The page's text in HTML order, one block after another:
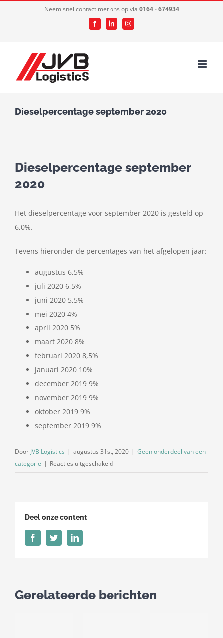
Neem snel contact met ons op via 0164 - 674934
FacebookLinkedInInstagram
Dieselpercentage september 2020
Dieselpercentage september
2020
Het dieselpercentage voor september 2020 is gesteld op
6,0%.
Tevens hieronder de percentages van het afgelopen jaar:
augustus 6,5%
juli 2020 6,5%
juni 2020 5,5%
mei 2020 4%
april 2020 5%
maart 2020 8%
februari 2020 8,5%
januari 2020 10%
december 2019 9%
november 2019 9%
oktober 2019 9%
september 2019 9%
Door JVB Logistics | augustus 31st, 2020 | Geen onderdeel van een
categorie | Reacties uitgeschakeldvoor
Deel onze content
FacebookTwitterLinkedIn
Gerelateerde berichten